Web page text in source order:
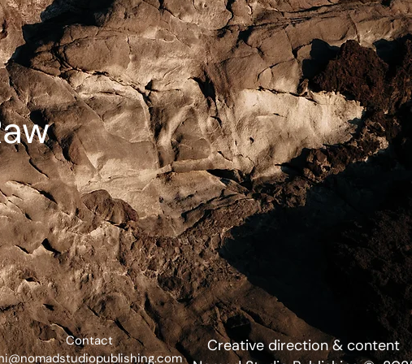
Contact
Creative direction & content